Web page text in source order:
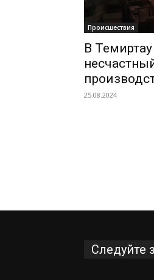
Происшествия
В
25.08.2024
Следуйте